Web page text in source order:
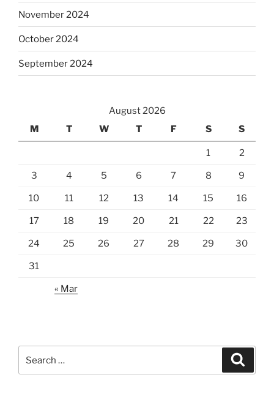
November 2024
October 2024
September 2024
August 2026
M
T W T F S S
1 2
3 4 5 6 7 8 9
10 11 12 13 14 15 16
17 18 19 20 21 22 23
24 25 26 27 28 29 30
31
« Mar
for: